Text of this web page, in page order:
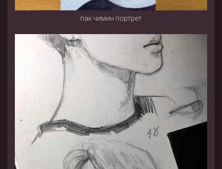
пак чимин портрет